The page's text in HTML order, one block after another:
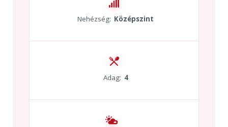
Nehézség: Középszint
Adag: 4